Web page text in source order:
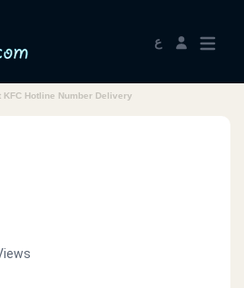
ع
KFC Hotline Number Delivery